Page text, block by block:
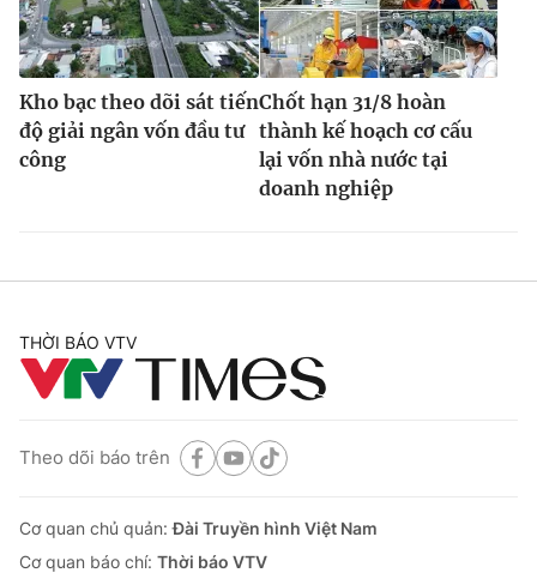
Kho bạc theo dõi sát tiến
độ giải ngân vốn đầu tư
công
Chốt hạn 31/8 hoàn
thành kế hoạch cơ cấu
lại vốn nhà nước tại
doanh nghiệp
THỜI BÁO VTV
Theo dõi báo trên
Cơ quan chủ quản:Đài Truyền hình Việt Nam
Cơ quan báo chí: Thời báo VTV